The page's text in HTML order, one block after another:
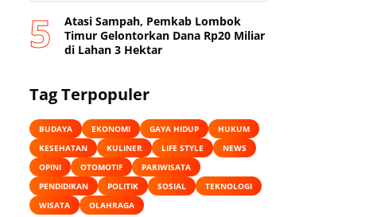
Atasi Sampah, Pemkab Lombok
Timur Gelontorkan Dana Rp20 Miliar
di Lahan 3 Hektar
Tag Terpopuler
BUDAYA EKONOMI GAYA HIDUP
HUKUM
KESEHATAN
KULINER LIFE STYLE
NEWS
OPINI
OTOMOTIF
PARIWISATA
PENDIDIKAN
POLITIK SOSIAL
TEKNOLOGI
WISATA
OLAHRAGA